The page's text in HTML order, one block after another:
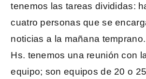
tenemos las tareas divididas:
cuatro personas que se
noticias a la mañana
Hs. tenemos una reunión con
equipo; son equipos de 20 o